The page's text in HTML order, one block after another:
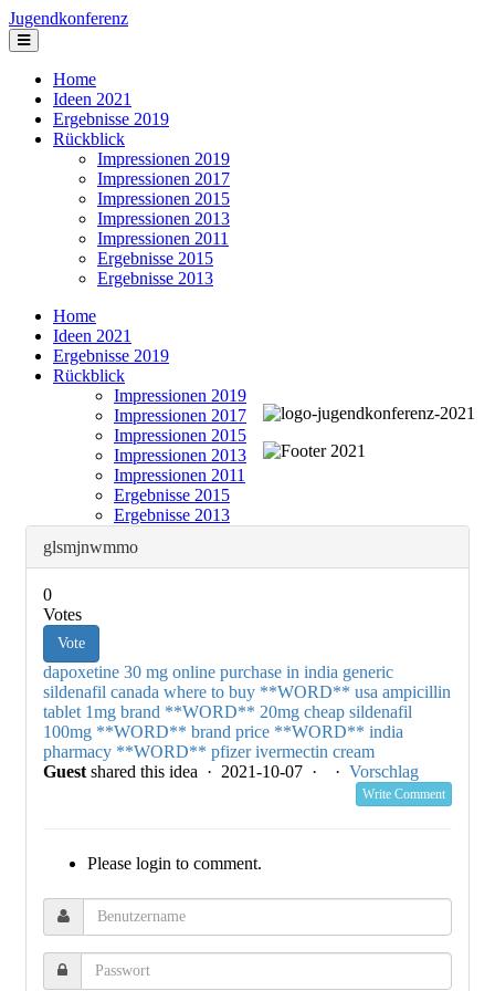
Jugendkonferenz
Home
Ideen 2021
Ergebnisse 2019
Rückblick
Impressionen 2019
Impressionen 2017
Impressionen 2015
Impressionen 2013
Impressionen 2011
Ergebnisse 2015
Ergebnisse 2013
Home
Ideen 2021
Ergebnisse 2019
Rückblick
Impressionen 2019
Impressionen 2017
Impressionen 2015
Impressionen 2013
Impressionen 2011
Ergebnisse 2015
Ergebnisse 2013
glsmjnwmmo
0
Votes
Vote
dapoxetine 30 mg online purchase in india generic
sildenafil canada where to buy **WORD** usa ampicillin
tablet 1mg brand **WORD** 20mg cheap sildenafil
100mg **WORD** brand price **WORD** india
pharmacy **WORD** pfizer ivermectin cream
Guest shared this idea · 2021-10-07 · · Vorschlag
Write Comment
Please login to comment.